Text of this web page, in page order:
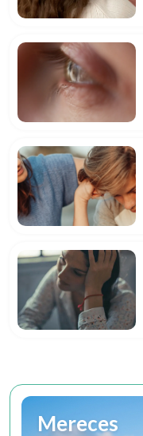
Mereces